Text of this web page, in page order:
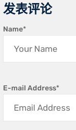
发表评论
Name*
E-mail Address*